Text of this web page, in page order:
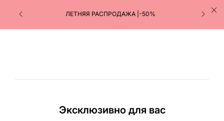
ЛЕТНЯЯ РАСПРОДАЖА |-50%
Эксклюзивно для вас